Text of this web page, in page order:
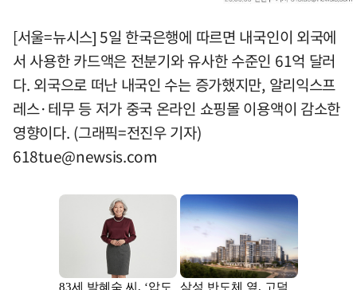
[서울=뉴시스] 5일 한국은행에 따르면 내국인이 외국에
서 사용한 카드액은 전분기와 유사한 수준인 61억 달러
다. 외국으로 떠난 내국인 수는 증가했지만, 알리익스프
레스·테무 등 저가 중국 온라인 쇼핑몰 이용액이 감소한
영향이다. (그래픽=전진우 기자)
618tue@newsis.com